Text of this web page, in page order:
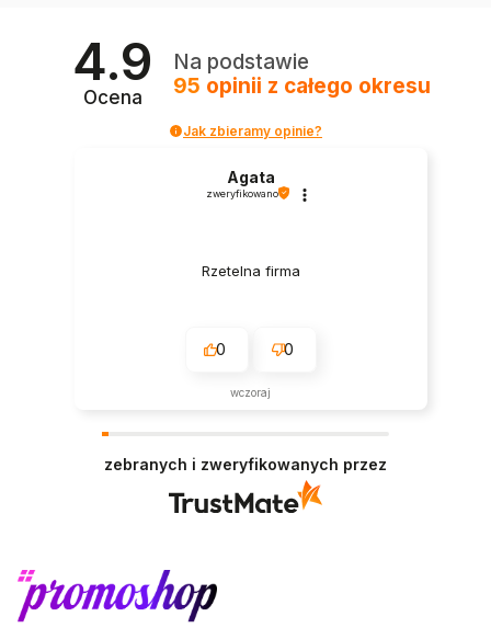
4.9
Ocena
Na podstawie
95 opinii z całego okresu
Jak zbieramy opinie?
Agata
zweryfikowano
Rzetelna firma
0 0
wczoraj
zebranych i zweryfikowanych przez